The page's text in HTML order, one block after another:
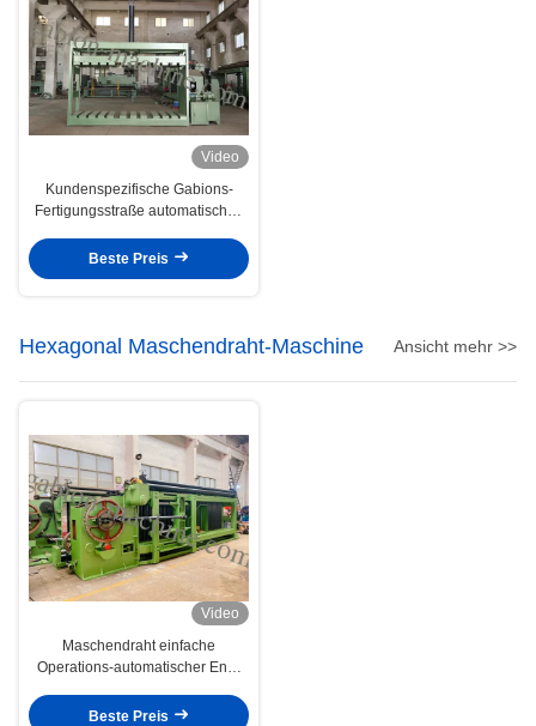
Video
Kundenspezifische Gabions-
Fertigungsstraße automatisches
Maschine fängt
Beste Preis
Hexagonal Maschendraht-Maschine Ansicht mehr >>
Video
Maschendraht einfache
Operations-automatischer End-
Beste Preis